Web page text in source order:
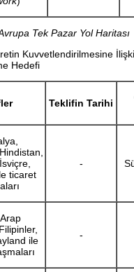
Tek Pazar Yol Haritası
Kuvvetlendirilmesine
Hedefi
Teklifin Tarihi
ticaret
-
ile
-